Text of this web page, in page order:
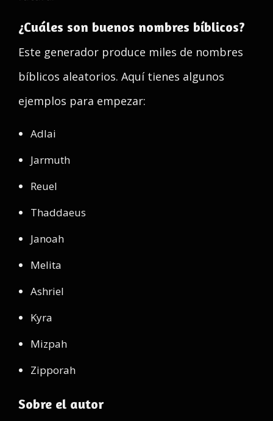
¿Cuáles son buenos nombres bíblicos?
Este generador produce miles de nombres
bíblicos aleatorios. Aquí tienes algunos
ejemplos para empezar:
Adlai
Jarmuth
Reuel
Thaddaeus
Janoah
Melita
Ashriel
Kyra
Mizpah
Zipporah
Sobre el autor